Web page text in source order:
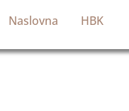
Naslovna HBK